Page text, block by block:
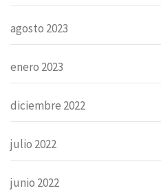
agosto 2023
enero 2023
diciembre 2022
julio 2022
junio 2022